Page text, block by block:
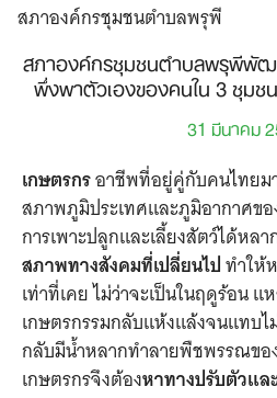
สภาองค์กรชุมชนตำบลพรุพี
สภาองค์กรชุมชนตำบลพรุพีพัฒ
พึ่งพาตัวเองของคนใน 3 ชุม
31 มีนาคม
เกษตรกรอาชีพที่อยู่คู่กับคนไทยม
สภาพภูมิประเทศและภูมิอากาศขอ
การเพาะปลูกและเลี้ยงสัตว์ได้หล
สภาพทางสังคมที่เปลี่ยนไปทำให้
เท่าที่เคย ไม่ว่าจะเป็นในฤดูร้อน แ
เกษตรกรรมกลับแห้งแล้งจนแทบ
กลับมีน้ำหลากทำลายพืชพรรณขอ
เกษตรกรจึงต้องหาทางปรับตัวแล